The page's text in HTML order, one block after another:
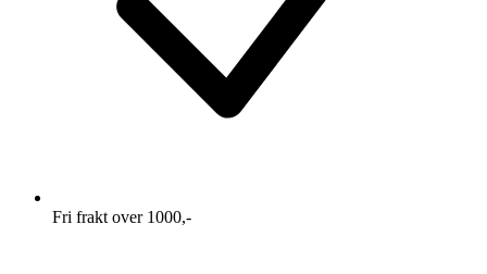
Fri frakt over 1000,-